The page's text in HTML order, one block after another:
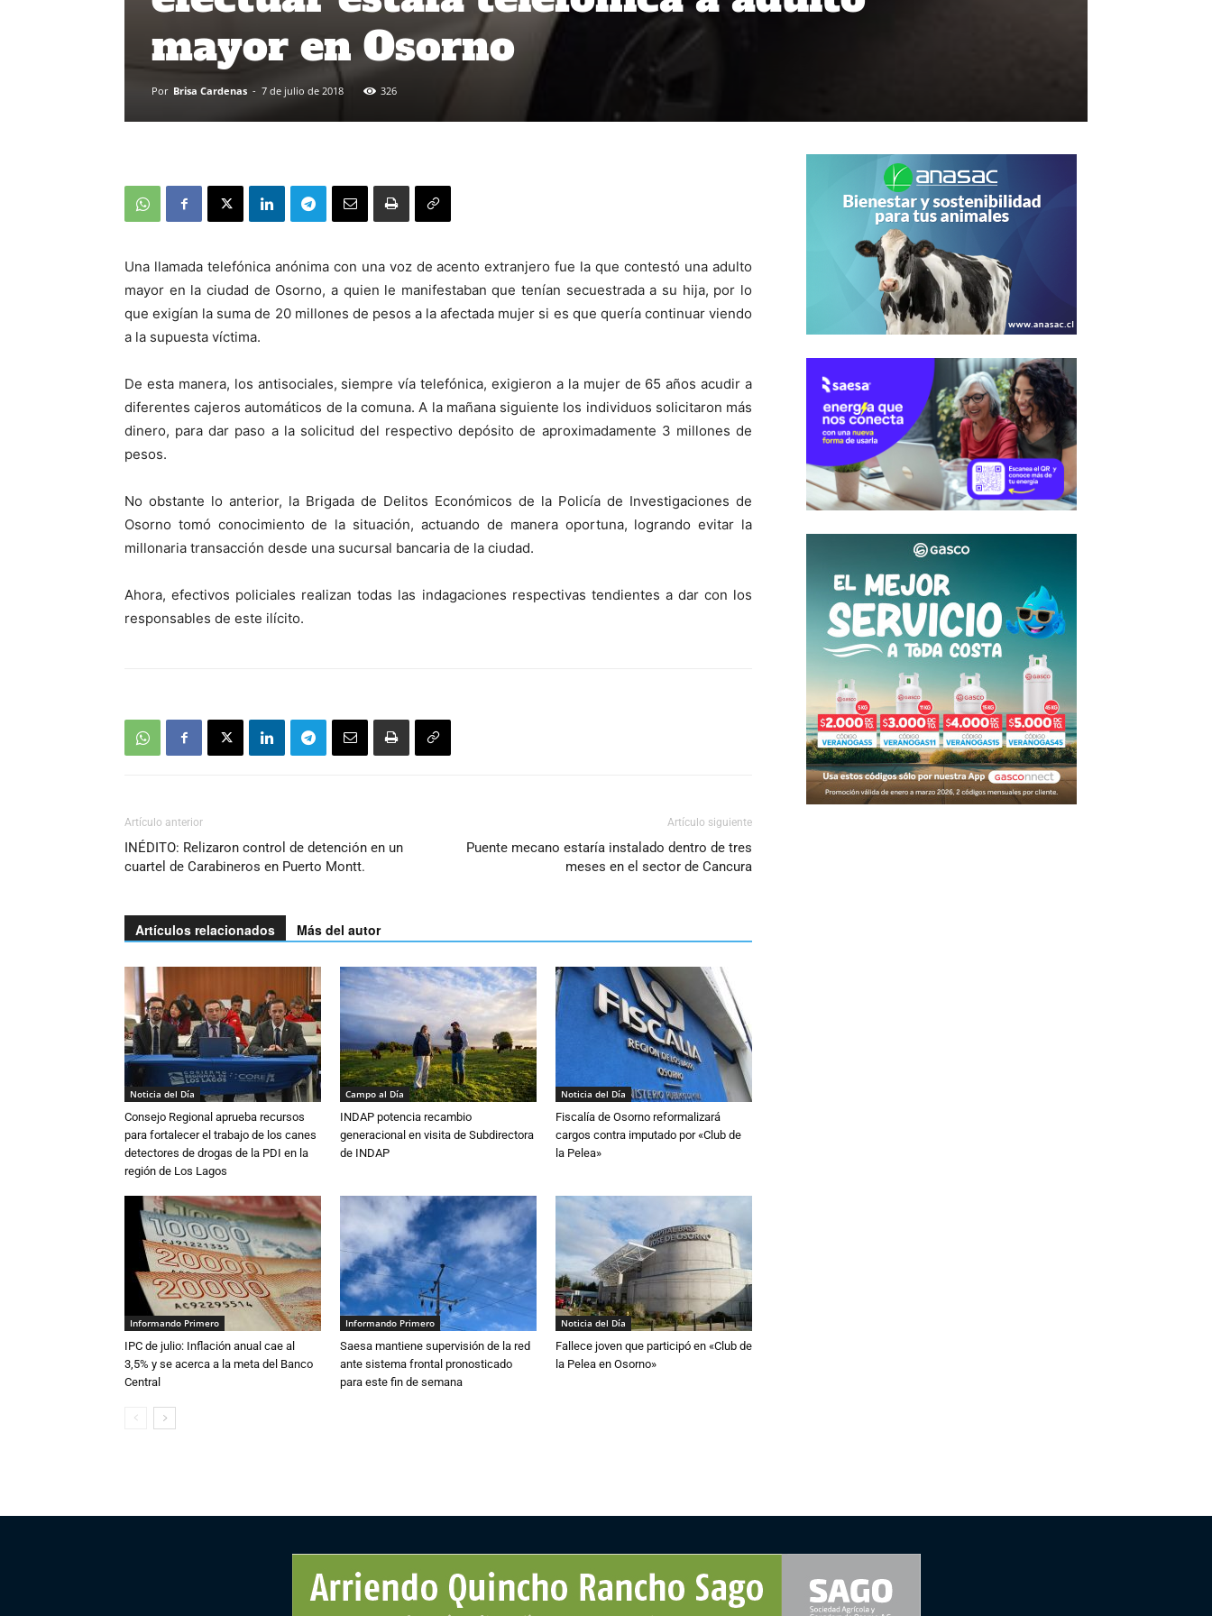
mayor en Osorno
Por Brisa Cardenas - 7 de julio de 2018 326
Una llamada telefónica anónima con una voz de acento extranjero fue la que contestó una adulto
mayor en la ciudad de Osorno, a quien le manifestaban que tenían secuestrada a su hija, por lo
que exigían la suma de 20 millones de pesos a la afectada mujer si es que quería continuar viendo
a la supuesta víctima.
De esta manera, los antisociales, siempre vía telefónica, exigieron a la mujer de 65 años acudir a
diferentes cajeros automáticos de la comuna. A la mañana siguiente los individuos solicitaron más
dinero, para dar paso a la solicitud del respectivo depósito de aproximadamente 3 millones de
pesos.
No obstante lo anterior, la Brigada de Delitos Económicos de la Policía de Investigaciones de
Osorno tomó conocimiento de la situación, actuando de manera oportuna, logrando evitar la
millonaria transacción desde una sucursal bancaria de la ciudad.
Ahora, efectivos policiales realizan todas las indagaciones respectivas tendientes a dar con los
responsables de este ilícito.
Artículo anterior
INÉDITO: Relizaron control de detención en un
cuartel de Carabineros en Puerto Montt.
Artículo siguiente
Puente mecano estaría instalado dentro de tres
meses en el sector de Cancura
Artículos relacionados Más del autor
Noticia del Día
Consejo Regional aprueba recursos
para fortalecer el trabajo de los canes
detectores de drogas de la PDI en la
región de Los Lagos
Campo al Día
INDAP potencia recambio
generacional en visita de Subdirectora
de INDAP
Noticia del Día
Fiscalía de Osorno reformalizará
cargos contra imputado por «Club de
la Pelea»
Informando Primero
IPC de julio: Inflación anual cae al
3,5% y se acerca a la meta del Banco
Central
Informando Primero
Saesa mantiene supervisión de la red
ante sistema frontal pronosticado
para este fin de semana
Noticia del Día
Fallece joven que participó en «Club de
la Pelea en Osorno»